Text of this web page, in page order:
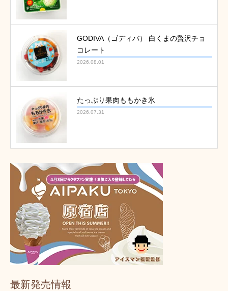
GODIVA（ゴディバ） 白くまの贅沢チョ
コレート
2026.08.01
たっぷり果肉ももかき氷
2026.07.31
最新発売情報